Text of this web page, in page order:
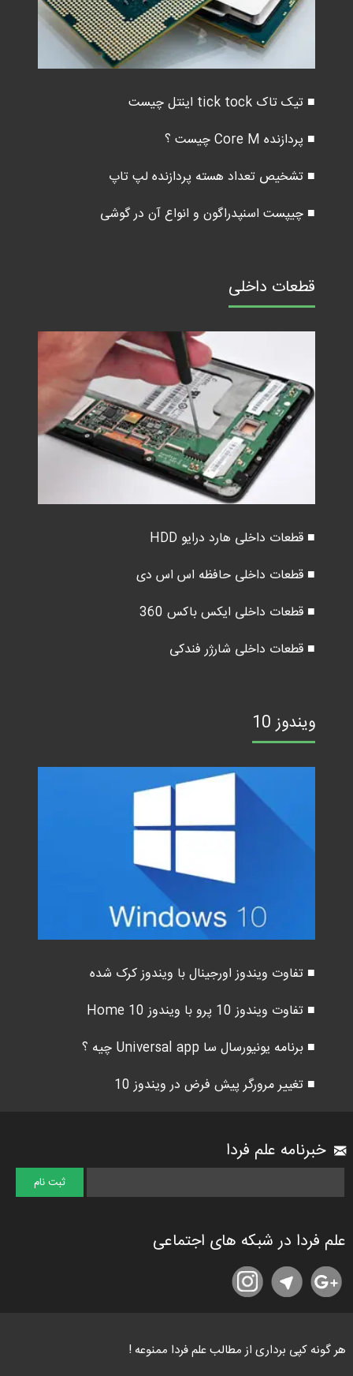
■ تیک تاک tick tock اینتل چیست
■ پردازنده Core M چیست ؟
■ تشخیص تعداد هسته پردازنده لپ تاپ
■ چیپست اسنپدراگون و انواع آن در گوشی
قطعات داخلی
■ قطعات داخلی هارد درایو HDD
■ قطعات داخلی حافظه اس اس دی
■ قطعات داخلی ایکس باکس 360
■ قطعات داخلی شارژر فندکی
ویندوز 10
■ تفاوت ویندوز اورجینال با ویندوز کرک شده
■ تفاوت ویندوز 10 پرو با ویندوز 10 Home
■ برنامه یونیورسال سا Universal app چیه ؟
■ تغییر مرورگر پیش فرض در ویندوز 10
خبرنامه علم فردا
علم فردا در شبکه های اجتماعی
هر گونه کپی برداری از مطالب علم فردا ممنوعه !